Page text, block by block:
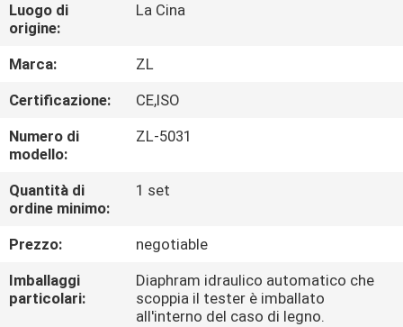
CIRCA
NOI
GIRO
DELLA
FABBRICA
CONTROLLO
DI
QUALITÀ
Luogo di
origine:
La Cina
Marca:
ZL
Certificazione:
CE,ISO
Numero di
modello:
ZL-5031
Quantità di
ordine minimo:
1 set
Prezzo:
negotiable
Imballaggi
particolari:
Diaphram idraulico automatico che
scoppia il tester è imballato
all'interno del caso di legno.